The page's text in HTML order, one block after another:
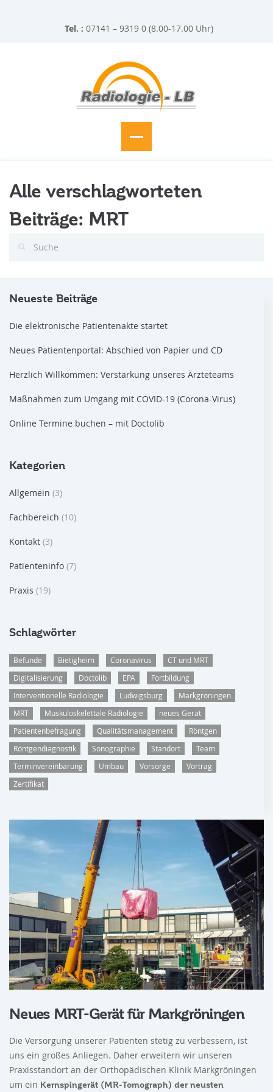
Tel. : 07141 – 9319 0 (8.00-17.00 Uhr)
Alle verschlagworteten
Beiträge: MRT
Neueste Beiträge
Die elektronische Patientenakte startet
Neues Patientenportal: Abschied von Papier und CD
Herzlich Willkommen: Verstärkung unseres Ärzteteams
Maßnahmen zum Umgang mit COVID-19 (Corona-Virus)
Online Termine buchen – mit Doctolib
Kategorien
Allgemein (3)
Fachbereich (10)
Kontakt (3)
Patienteninfo (7)
Praxis (19)
Schlagwörter
Befunde Bietigheim Coronavirus
CT und MRT
Digitalisierung
Doctolib EPA
Fortbildung
Interventionelle Radiologie
Ludwigsburg
Markgröningen
MRT
Muskuloskelettale Radiologie
neues Gerät
Patientenbefragung
Qualitätsmanagement
Röntgen
Röntgendiagnostik
Sonographie Standort
Team
Terminvereinbarung
Umbau Vorsorge
Vortrag
Zertifikat
Neues MRT-Gerät für Markgröningen
Die Versorgung unserer Patienten stetig zu verbessern, ist
uns ein großes Anliegen. Daher erweitern wir unseren
Praxisstandort an der Orthopädischen Klinik Markgröningen
um ein Kernspingerät (MR-Tomograph) der neusten